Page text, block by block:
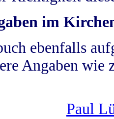
im
ebenfalls
Angaben wie
Paul